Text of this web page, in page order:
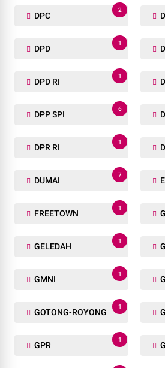
DPC
2
DPD
1
DPD RI
1
DPP SPI
6
DPR RI
1
DUMAI
7
FREETOWN
1
GELEDAH
1
GMNI
1
GOTONG-ROYONG
1
GPR
1